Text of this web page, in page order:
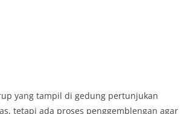
yang tampil di gedung pertunjukan
tetapi ada proses penggemblengan agar